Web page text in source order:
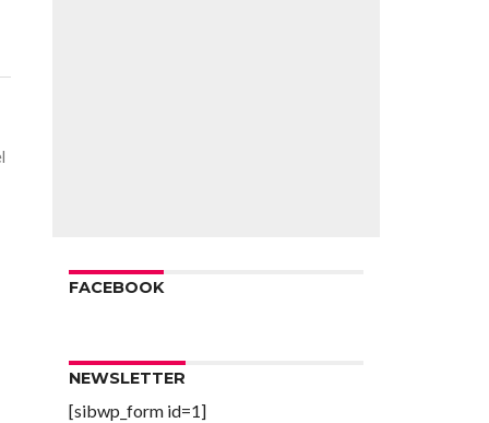
FACEBOOK
NEWSLETTER
[sibwp_form id=1]